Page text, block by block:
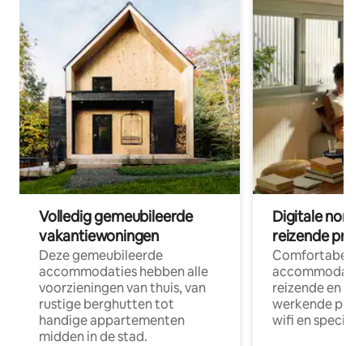
Volledig gemeubileerde
vakantiewoningen
Deze gemeubileerde
accommodaties hebben alle
voorzieningen van thuis, van
rustige berghutten tot
handige appartementen
midden in de stad.
Digitale
reizende
Comfortabele
reizende en
werkende
wifi en